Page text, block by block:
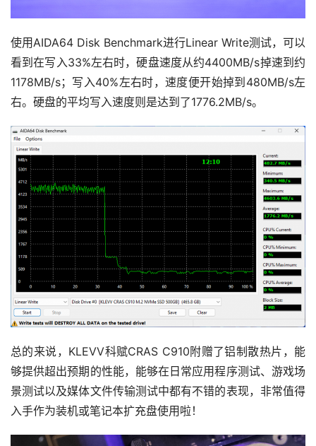
首
页
资
讯
平
面
空
间
艺
术
工
业
登录 注册
使用AIDA64 Disk Benchmark进行Linear Write测试，可以
看到在写入33%左右时，硬盘速度从约4400MB/s掉速到约
1178MB/s；写入40%左右时，速度便开始掉到480MB/s左
右。硬盘的平均写入速度则是达到了1776.2MB/s。
总的来说，KLEVV科赋CRAS C910附赠了铝制散热片，能
够提供超出预期的性能，能够在日常应用程序测试、游戏场
景测试以及媒体文件传输测试中都有不错的表现，非常值得
入手作为装机或笔记本扩充盘使用啦！